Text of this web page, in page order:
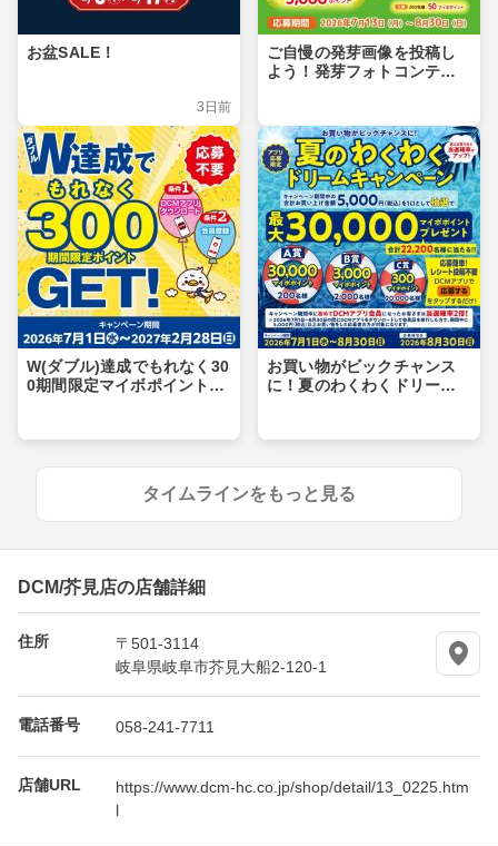
お盆SALE！
3日前
ご自慢の発芽画像を投稿し
よう！発芽フォトコンテス
W(ダブル)達成でもれなく30
0期間限定マイボポイントG
お買い物がビックチャンス
に！夏のわくわくドリーム
タイムラインをもっと見る
DCM/芥見店の店舗詳細
住所
〒501-3114
岐阜県岐阜市芥見大船2-120-1
電話番号 058-241-7711
店舗URL
https://www.dcm-hc.co.jp/shop/detail/13_0225.htm
l